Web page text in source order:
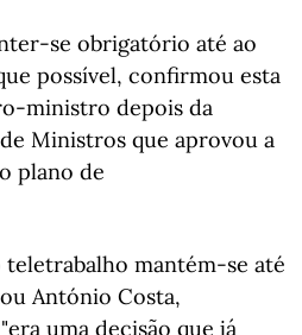
se obrigatório até ao
possível, confirmou esta
ministro depois da
Ministros que aprovou a
plano de
mantém-se até
António Costa,
uma decisão que já